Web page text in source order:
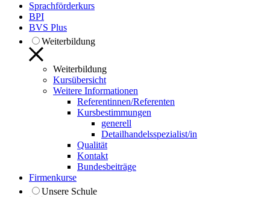
Sprachförderkurs
BPI
BVS Plus
Weiterbildung
Weiterbildung
Kursübersicht
Weitere Informationen
Referentinnen/Referenten
Kursbestimmungen
generell
Detailhandelsspezialist/in
Qualität
Kontakt
Bundesbeiträge
Firmenkurse
Unsere Schule